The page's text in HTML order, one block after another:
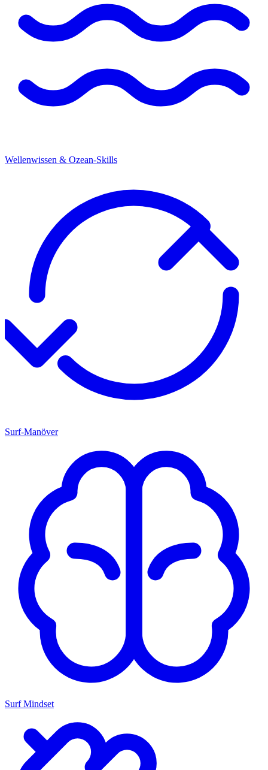
Wellenwissen & Ozean-Skills
Surf-Manöver
Surf Mindset